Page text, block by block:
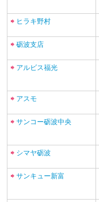
ヒラキ野村
砺波支店
アルビス福光
アスモ
サンコー砺波中央
シマヤ砺波
サンキュー新富